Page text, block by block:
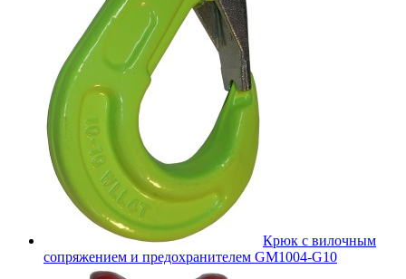
Крюк с вилочным
сопряжением и предохранителем GM1004-G10